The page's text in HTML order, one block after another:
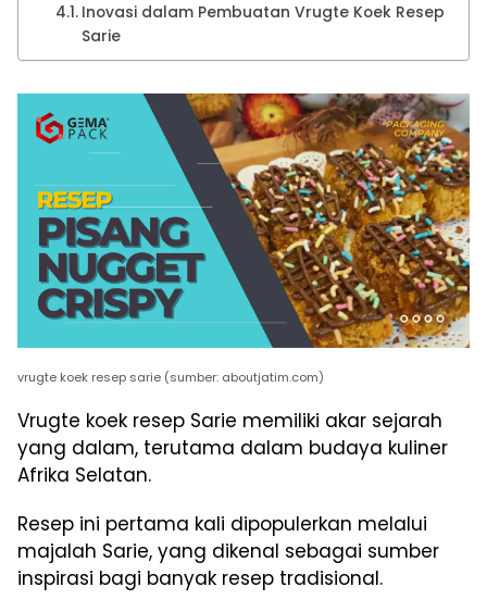
Inovasi dalam Pembuatan Vrugte Koek Resep
Sarie
vrugte koek resep sarie (sumber: aboutjatim.com)
Vrugte koek resep Sarie memiliki akar sejarah
yang dalam, terutama dalam budaya kuliner
Afrika Selatan.
Resep ini pertama kali dipopulerkan melalui
majalah Sarie, yang dikenal sebagai sumber
inspirasi bagi banyak resep tradisional.